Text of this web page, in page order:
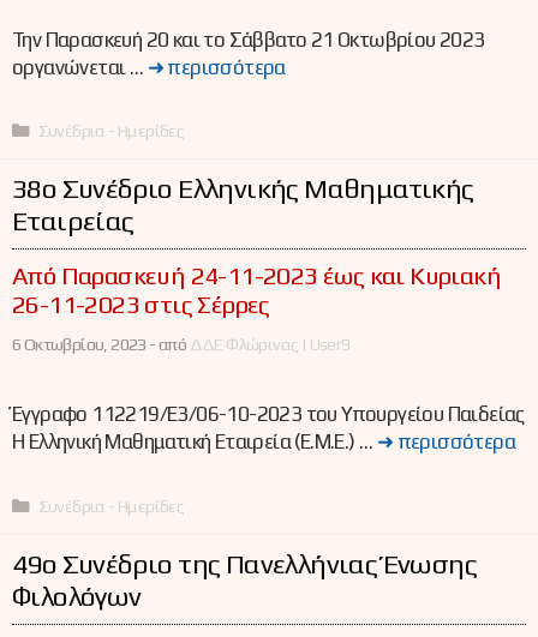
Την Παρασκευή 20 και το Σάββατο 21 Οκτωβρίου 2023
οργανώνεται … ➜ περισσότερα
Κατηγορίες
Συνέδρια - Ημερίδες
38o Συνέδριο Ελληνικής Μαθηματικής
Εταιρείας
Από Παρασκευή 24-11-2023 έως και Κυριακή
26-11-2023 στις Σέρρες
6 Οκτωβρίου, 2023 -από ΔΔΕ Φλώρινας | User9
Έγγραφο 112219/Ε3/06-10-2023 του Υπουργείου Παιδείας
Η Ελληνική Μαθηματική Εταιρεία (Ε.Μ.Ε.) … ➜ περισσότερα
Κατηγορίες
Συνέδρια - Ημερίδες
49ο Συνέδριο της Πανελλήνιας Ένωσης
Φιλολόγων